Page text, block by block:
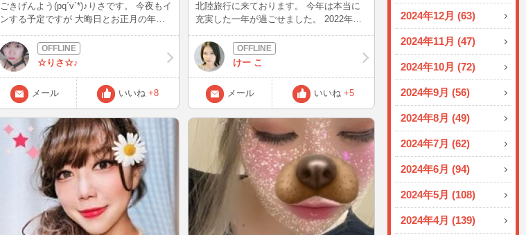
2024年12月 (63)
2024年11月 (47)
2024年10月 (72)
2024年9月 (56)
2024年8月 (49)
2024年7月 (62)
2024年6月 (94)
2024年5月 (108)
2024年4月 (139)
ごきげんよう(pq´v`*)♪りさです。 今夜もイ
ンする予定ですが 大晦日とお正月の年越
ぜひ遊びに来て下さると嬉しいです(
*˙ω˙*)و ｸﾞｯ!☆りさ☆♪
メール いいね +8
北陸旅行に来ております。 今年は本当に
充実した一年が過ごせました。 2022年の
な…笑 来年も楽しく健康に過ごせたらな
と切実に！！！願ってます。まあ自分次第
なんだけどねえ。
けー こ
メール いいね +5